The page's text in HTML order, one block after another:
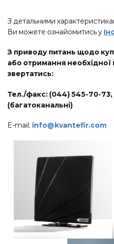
З детальними
Ви можете ознайомитись у
З приводу питань щодо
або отримання необхідної
звертатись:
Тел./факс: (044) 545-70-
(багатоканальні)
E-mail: info@kvantefir.com